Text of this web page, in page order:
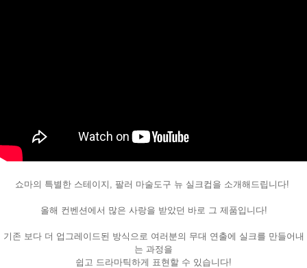
쇼마의 특별한 스테이지, 팔러 마술도구 뉴 실크컵을 소개해드립니다!
올해 컨벤션에서 많은 사랑을 받았던 바로 그 제품입니다!
기존 보다 더 업그레이드된 방식으로 여러분의 무대 연출에 실크를 만들어내
는 과정을
쉽고 드라마틱하게 표현할 수 있습니다!